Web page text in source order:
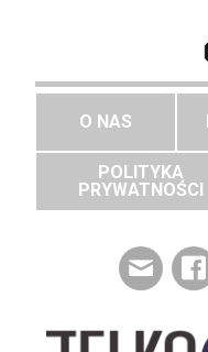
O NAS
POLITYKA
PRYWATNOŚCI